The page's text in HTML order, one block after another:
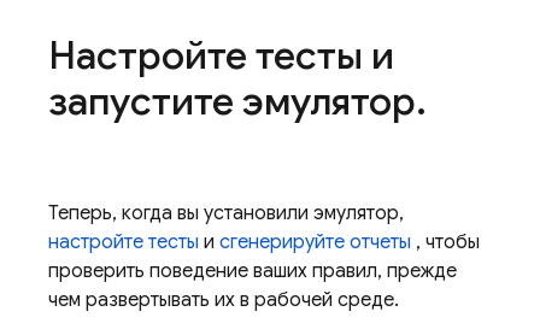
Настройте тесты и
запустите эмулятор.
Теперь, когда вы установили эмулятор,
настройте тесты и сгенерируйте отчеты , чтобы
проверить поведение ваших правил, прежде
чем развертывать их в рабочей среде.